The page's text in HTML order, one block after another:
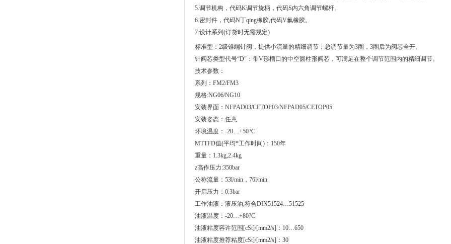
5.调节机构，代码K调节旋柄，代码S内六角调节螺杆。
6.密封件，代码N丁qing橡胶,代码V氟橡胶。
7.设计系列(订货时无需规定)
标准型：2级锥端针阀，提供小流量的精细调节；总调节量为3圈，3圈后为阀芯全开。
针阀芯类型代号“D"：带V形槽口的中空圆柱形阀芯，可满足在整个调节范围内的精细调节。
技术参数：
系列：FM2/FM3
规格:NG06/NG10
安装界面：NFPAD03/CETOP03/NFPAD05/CETOP05
安装姿态：任意
环境温度：-20…+50?C
MTTFD值(平均*工作时间)：150年
重量：1.3kg,2.4kg
z高作压力:350bar
公称流量：53l/min，76l/min
开启压力：0.3bar
工作油液：液压油,符合DIN51524…51525
油液温度：-20…+80?C
油液粘度容许范围[cSt]/[mm2/s]：10…650
油液粘度推荐粘度[cSt]/[mm2/s]：30